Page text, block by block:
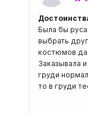
Была бы
выбрать
костюмов
Заказывала
груди
то в груди